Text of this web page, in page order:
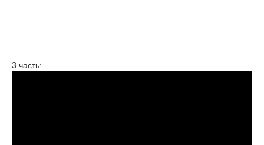
3 часть: